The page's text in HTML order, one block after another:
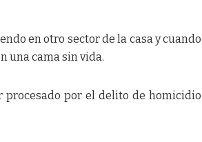
en otro sector de la casa y cuando
una cama sin vida.
procesado por el delito de homicidio